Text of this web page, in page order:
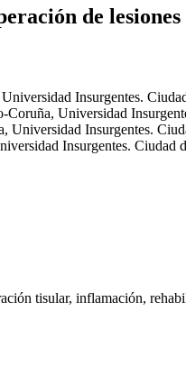
de
Insurgentes.
Coruña, Universidad
Universidad Insurgentes.
Insurgentes. Ciudad
tisular, inflamación,